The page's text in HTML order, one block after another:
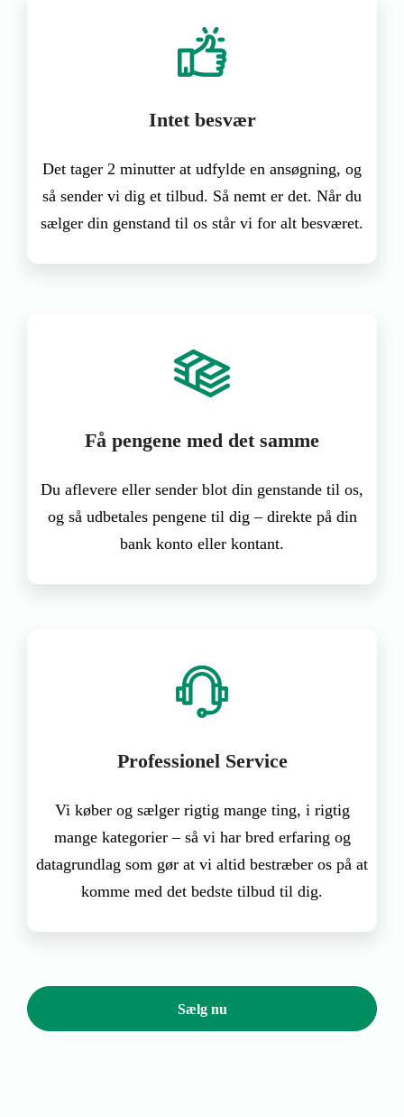
Intet besvær
Det tager 2 minutter at udfylde en ansøgning, og
så sender vi dig et tilbud. Så nemt er det. Når du
sælger din genstand til os står vi for alt besværet.
Få pengene med det samme
Du aflevere eller sender blot din genstande til os,
og så udbetales pengene til dig – direkte på din
bank konto eller kontant.
Professionel Service
Vi køber og sælger rigtig mange ting, i rigtig
mange kategorier – så vi har bred erfaring og
datagrundlag som gør at vi altid bestræber os på at
komme med det bedste tilbud til dig.
Sælg nu